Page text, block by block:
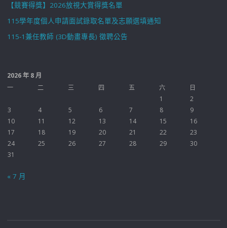
【競賽得獎】2026放視大賞得獎名單
115學年度個人申請面試錄取名單及志願選填通知
115-1兼任教師 (3D動畫專長) 徵聘公告
2026 年 8 月
一
二 三 四 五 六
日
1
2
3
4 5 6 7 8
9
10
11 12 13 14 15
16
17
18 19 20 21 22
23
24
25 26 27 28 29
30
31
« 7 月